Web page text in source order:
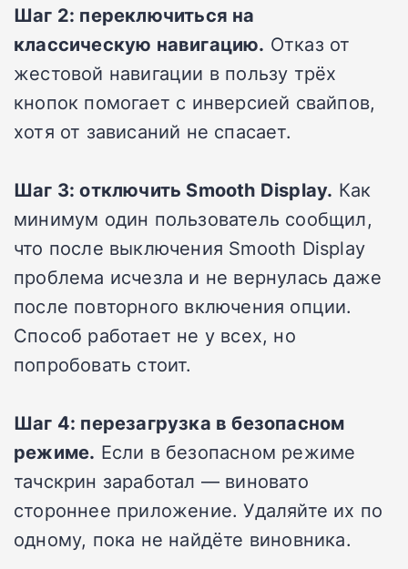
Шаг 2: переключиться на
классическую навигацию. Отказ от
жестовой навигации в пользу трёх
кнопок помогает с инверсией свайпов,
хотя от зависаний не спасает.
Шаг 3: отключить Smooth Display. Как
минимум один пользователь сообщил,
что после выключения Smooth Display
проблема исчезла и не вернулась даже
после повторного включения опции.
Способ работает не у всех, но
попробовать стоит.
Шаг 4: перезагрузка в безопасном
режиме. Если в безопасном режиме
тачскрин заработал — виновато
стороннее приложение. Удаляйте их по
одному, пока не найдёте виновника.